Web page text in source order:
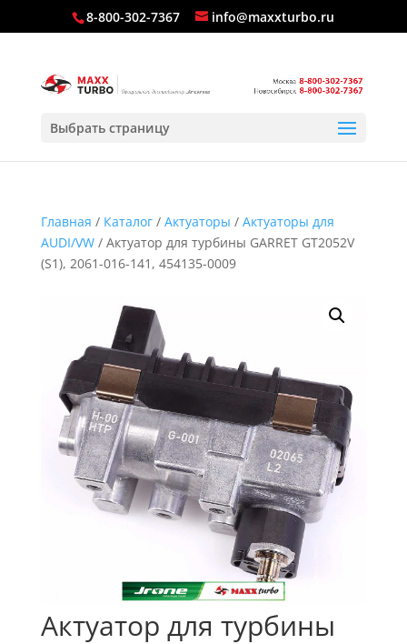
8-800-302-7367 info@maxxturbo.ru
Выбрать страницу
Главная / Каталог/ Актуаторы / Актуаторы для
AUDI/VW/ Актуатор для турбины GARRET GT2052V
(S1), 2061-016-141, 454135-0009
Актуатор для турбины